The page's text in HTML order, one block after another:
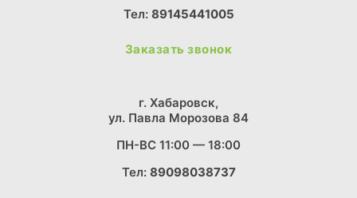
Тел: 89145441005
Заказать звонок
г. Хабаровск,
ул. Павла Морозова 84
ПН-ВС 11:00 — 18:00
Тел: 89098038737